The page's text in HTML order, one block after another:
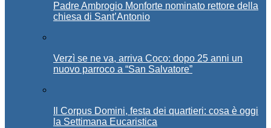
Padre Ambrogio Monforte nominato rettore della
chiesa di Sant’Antonio
Verzì se ne va, arriva Coco: dopo 25 anni un
nuovo parroco a “San Salvatore”
Il Corpus Domini, festa dei quartieri: cosa è oggi
la Settimana Eucaristica